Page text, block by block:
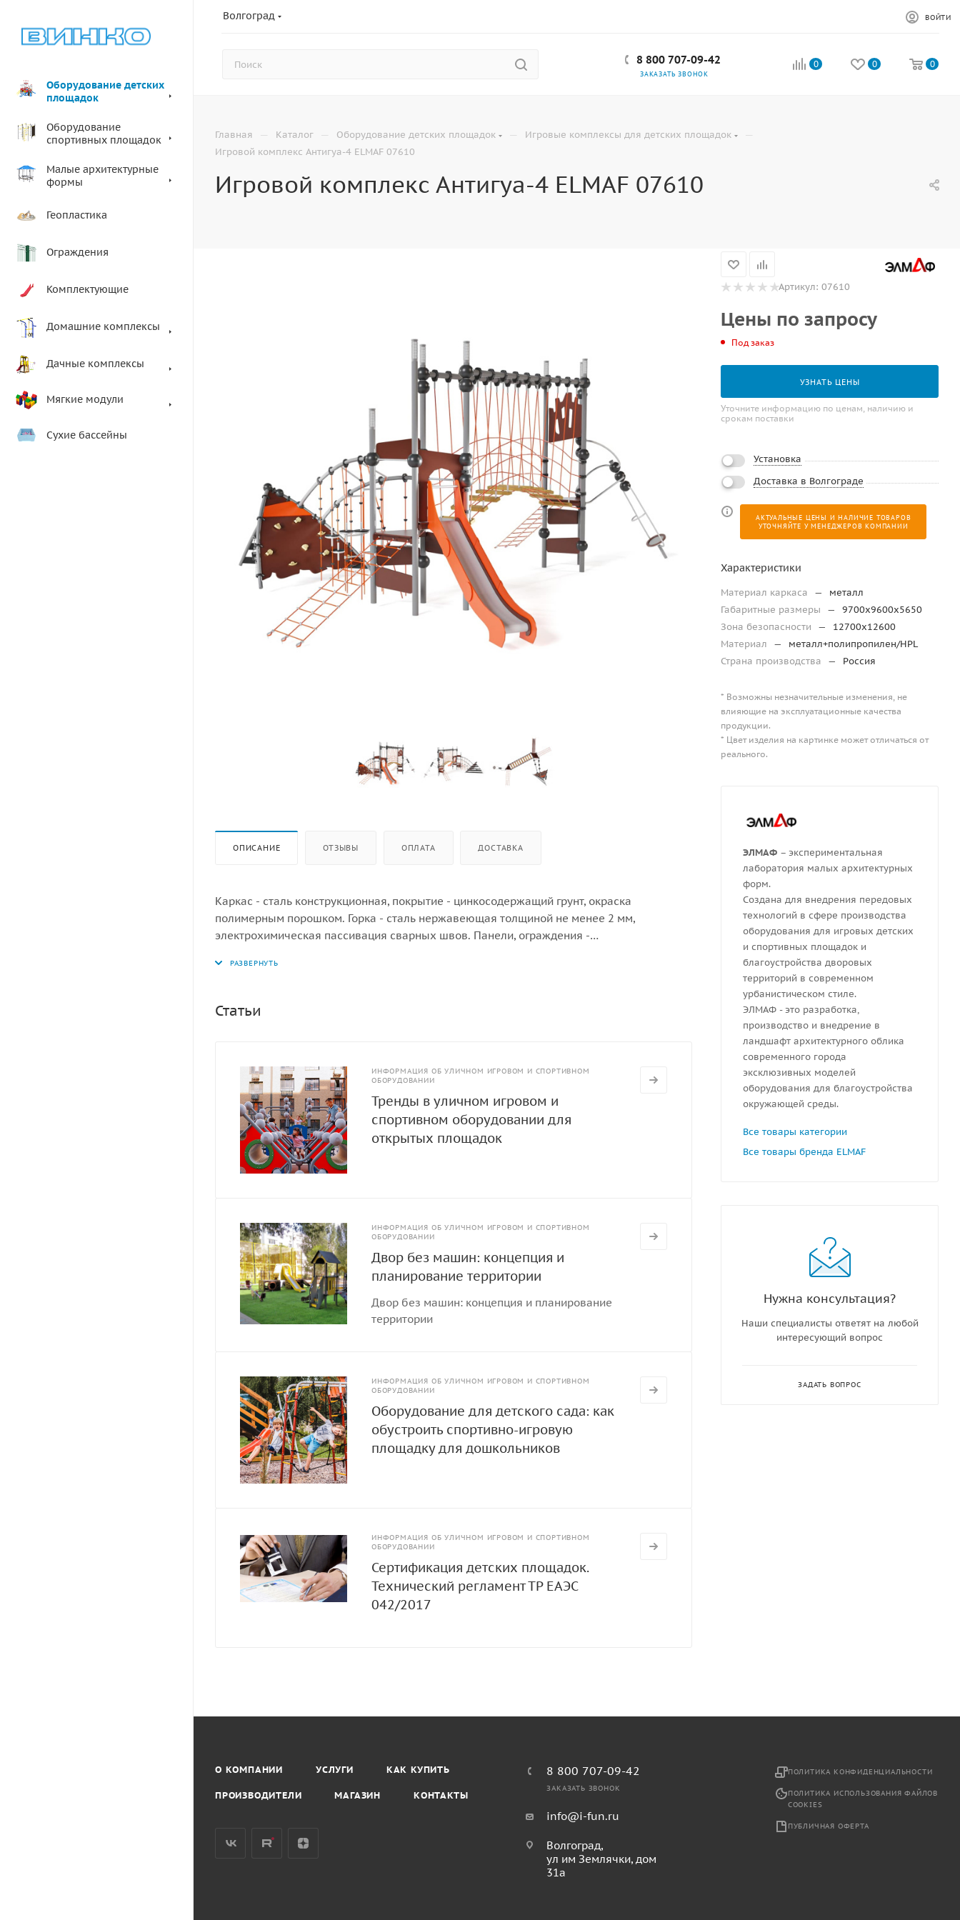
Волгоград ВОЙТИ
8 800 707-09-42
ЗАКАЗАТЬ ЗВОНОК
0 0 0
Оборудование детских
площадок
Оборудование
спортивных площадок
Малые архитектурные
формы
Геопластика
Ограждения
Комплектующие
Домашние комплексы
Дачные комплексы
Мягкие модули
Сухие бассейны
Главная — Каталог — Оборудование детских площадок — Игровые комплексы для детских площадок —
Игровой комплекс Антигуа-4 ELMAF 07610
Игровой комплекс Антигуа-4 ELMAF 07610
ОПИСАНИЕ ОТЗЫВЫ ОПЛАТА ДОСТАВКА
Каркас - сталь конструкционная, покрытие - цинкосодержащий грунт, окраска
полимерным порошком. Горка - сталь нержавеющая толщиной не менее 2 мм,
электрохимическая пассивация сварных швов. Панели, ограждения -
скалолазания - пескобетонный композит. Конвейерная лента. Отдельные элементы -
атмосферостойким для древесины.
Статьи
ИНФОРМАЦИЯ ОБ УЛИЧНОМ ИГРОВОМ И СПОРТИВНОМ
ОБОРУДОВАНИИ
Тренды в уличном игровом и
спортивном оборудовании для
открытых площадок
ИНФОРМАЦИЯ ОБ УЛИЧНОМ ИГРОВОМ И СПОРТИВНОМ
ОБОРУДОВАНИИ
Двор без машин: концепция и
планирование территории
Двор без машин: концепция и планирование
территории
ИНФОРМАЦИЯ ОБ УЛИЧНОМ ИГРОВОМ И СПОРТИВНОМ
ОБОРУДОВАНИИ
Оборудование для детского сада: как
обустроить спортивно-игровую
площадку для дошкольников
ИНФОРМАЦИЯ ОБ УЛИЧНОМ ИГРОВОМ И СПОРТИВНОМ
ОБОРУДОВАНИИ
Сертификация детских площадок.
Технический регламент ТР ЕАЭС
042/2017
Артикул: 07610
Цены по запросу
Под заказ
УЗНАТЬ ЦЕНЫ
Уточните информацию по ценам, наличию и
срокам поставки
Установка
Доставка в Волгограде
АКТУАЛЬНЫЕ ЦЕНЫ И НАЛИЧИЕ ТОВАРОВ
УТОЧНЯЙТЕ У МЕНЕДЖЕРОВ КОМПАНИИ
Характеристики
Материал каркаса —
металл
Габаритные размеры
—
9700х9600х5650
Зона безопасности
—
12700х12600
Материал
—
металл+полипропилен/HPL
Страна производства
— Россия
* Возможны незначительные изменения, не
влияющие на эксплуатационные качества
продукции.
* Цвет изделия на картинке может отличаться от
реального.
ЭЛМАФ – экспериментальная
лаборатория малых архитектурных
форм.
Создана для внедрения передовых
технологий в сфере производства
оборудования для игровых детских
и спортивных площадок и
благоустройства дворовых
территорий в современном
урбанистическом стиле.
ЭЛМАФ - это разработка,
производство и внедрение в
ландшафт архитектурного облика
современного города
эксклюзивных моделей
оборудования для благоустройства
окружающей среды.
Все товары категории
Все товары бренда ELMAF
Нужна консультация?
Наши специалисты ответят на любой
интересующий вопрос
ЗАДАТЬ ВОПРОС
О КОМПАНИИ УСЛУГИ КАК КУПИТЬ
ПРОИЗВОДИТЕЛИ МАГАЗИН КОНТАКТЫ
8 800 707-09-42
ЗАКАЗАТЬ ЗВОНОК
info@i-fun.ru
Волгоград,
ул им Землячки, дом
31а
ПОЛИТИКА КОНФИДЕНЦИАЛЬНОСТИ
ПОЛИТИКА ИСПОЛЬЗОВАНИЯ ФАЙЛОВ
COOKIES
ПУБЛИЧНАЯ ОФЕРТА